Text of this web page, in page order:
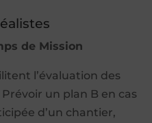
de Mission
l’évaluation des
un plan B en cas
d’un chantier,